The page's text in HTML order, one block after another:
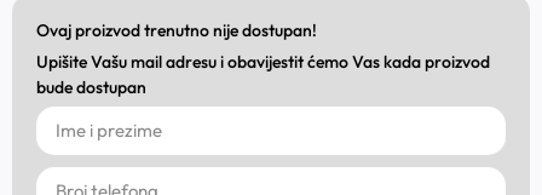
Ovaj proizvod trenutno nije dostupan!
Upišite Vašu mail adresu i obavijestit ćemo Vas kada proizvod
bude dostupan